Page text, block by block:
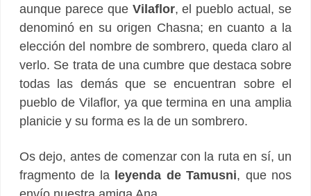
aunque parece que Vilaflor, el pueblo actual, se
denominó en su origen Chasna; en cuanto a la
elección del nombre de sombrero, queda claro al
verlo. Se trata de una cumbre que destaca sobre
todas las demás que se encuentran sobre el
pueblo de Vilaflor, ya que termina en una amplia
planicie y su forma es la de un sombrero.
Os dejo, antes de comenzar con la ruta en sí, un
fragmento de la leyenda de Tamusni, que nos